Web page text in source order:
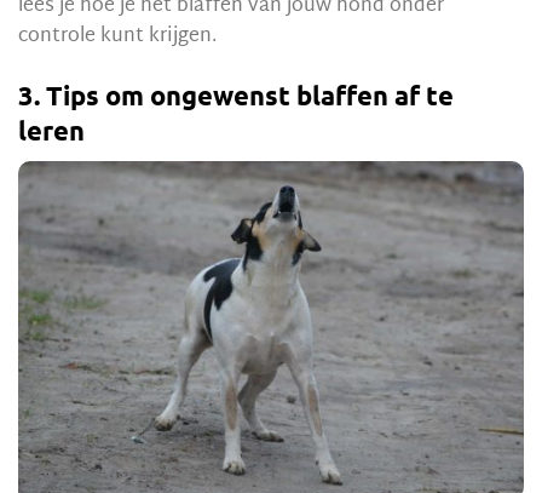
controle kunt krijgen.
3. Tips om ongewenst blaffen af te
leren